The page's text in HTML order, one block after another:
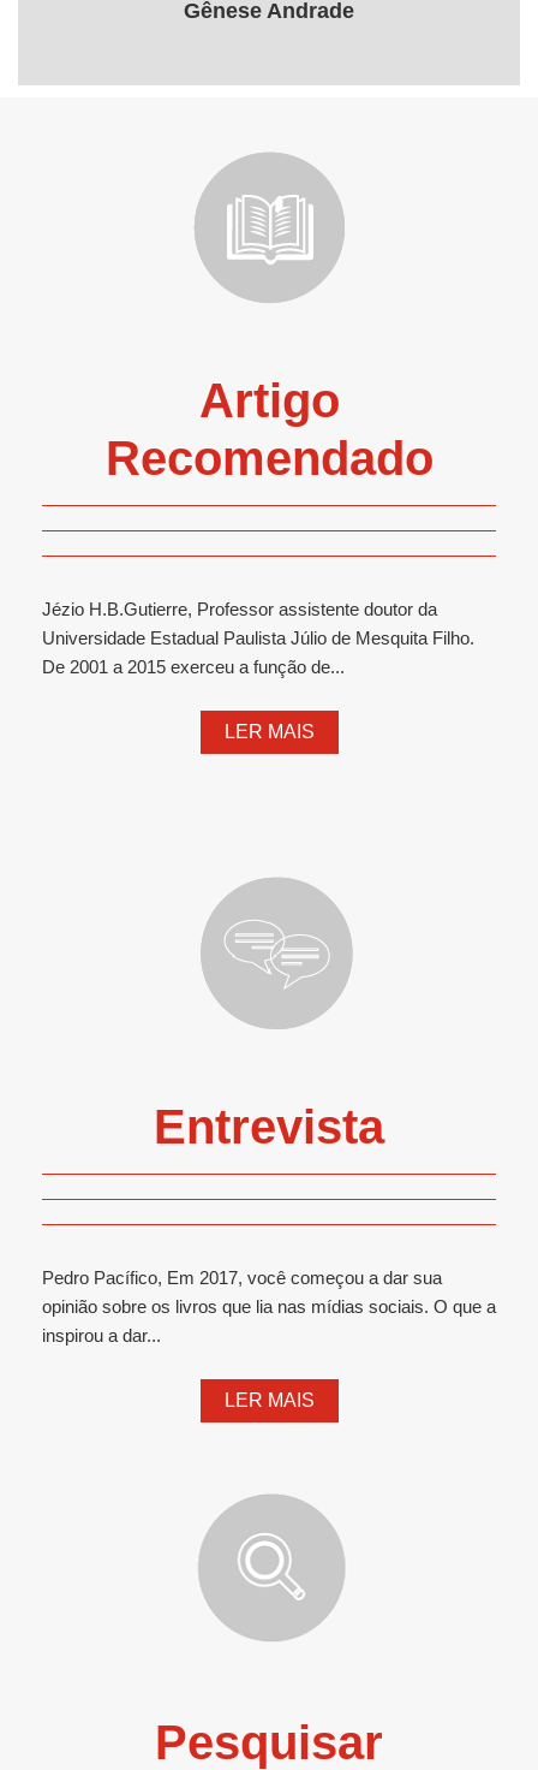
Gênese Andrade
Artigo
Recomendado
Jézio H.B.Gutierre, Professor assistente doutor da
Universidade Estadual Paulista Júlio de Mesquita Filho.
De 2001 a 2015 exerceu a função de...
LER MAIS
Entrevista
Pedro Pacífico, Em 2017, você começou a dar sua
opinião sobre os livros que lia nas mídias sociais. O que a
inspirou a dar...
LER MAIS
Pesquisar